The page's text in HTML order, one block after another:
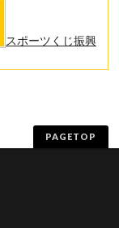
スポーツくじ振興
PAGETOP